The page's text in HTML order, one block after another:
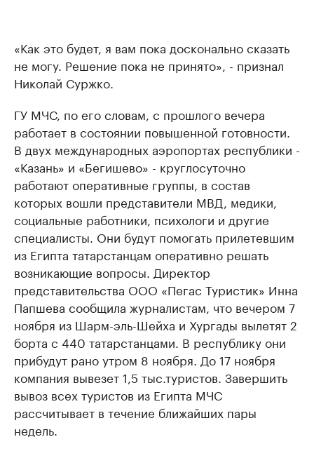
«Как это будет, я вам пока досконально сказать
не могу. Решение пока не принято», - признал
Николай Суржко.
ГУ МЧС, по его словам, с прошлого вечера
работает в состоянии повышенной готовности.
В двух международных аэропортах республики -
«Казань» и «Бегишево» - круглосуточно
работают оперативные группы, в состав
которых вошли представители МВД, медики,
социальные работники, психологи и другие
специалисты. Они будут помогать прилетевшим
из Египта татарстанцам оперативно решать
возникающие вопросы. Директор
представительства ООО «Пегас Туристик» Инна
Папшева сообщила журналистам, что вечером 7
ноября из Шарм-эль-Шейха и Хургады вылетят 2
борта с 440 татарстанцами. В республику они
прибудут рано утром 8 ноября. До 17 ноября
компания вывезет 1,5 тыс.туристов. Завершить
вывоз всех туристов из Египта МЧС
рассчитывает в течение ближайших пары
недель.